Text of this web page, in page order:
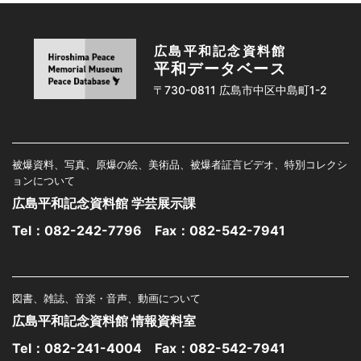
広島平和記念資料館
平和データベース
〒730-0811 広島市中区中島町1-2
被爆資料、写真、原爆の絵、美術品、被爆者証言ビデオ、特別コレクシ
ョンについて
広島平和記念資料館 学芸展示課
Tel： 082-242-7796 Fax：082-542-7941
図書、雑誌、音楽・音声、動画について
広島平和記念資料館 情報資料室
Tel： 082-241-4004 Fax：082-542-7941